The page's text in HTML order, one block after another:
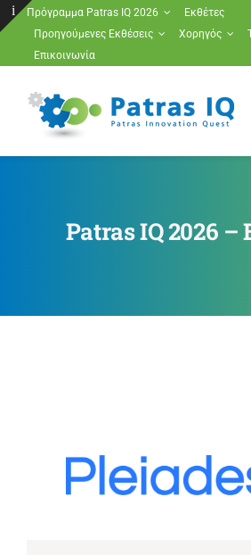
Μετάβαση
Πρόγραμμα Patras IQ 2026
Εκθέτες
Προηγούμενες Εκθέσεις
Χορηγός
Επικοινωνία
Εκθέτες
Επικοινωνία
Patras IQ 2026 –
Toggle